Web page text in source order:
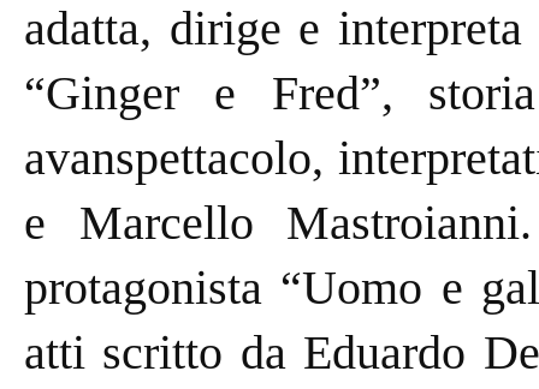
adatta, dirige e
“Ginger e Fred”,
avanspettacolo,
e Marcello
protagonista “Uomo e
atti scritto da Eduardo